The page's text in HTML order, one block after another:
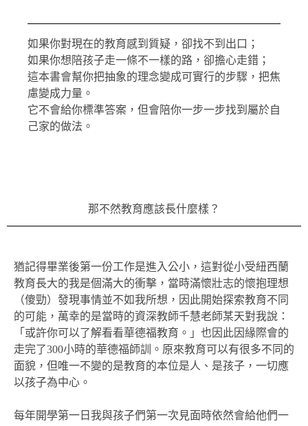
如果你對現在的教育感到質疑，卻找不到出口；
如果你想陪孩子走一條不一樣的路，卻擔心走錯；
這本書會幫你把抽象的理念變成可實行的步驟，把焦
慮變成力量。
它不會給你標準答案，但會陪你一步一步找到屬於自
己家的做法。
那不然教育應該長什麼樣？
猶記得畢業後第一份工作是進入公小，這對從小受紐西蘭
教育長大的我是個滿大的衝擊，當時滿懷壯志的懷抱理想
（傻勁）發現事情並不如我所想，因此開始探索教育不同
的可能，萬幸的是當時的資深教師千慧老師某天對我說：
「或許你可以了解看看華德福教育。」也因此因緣際會的
走完了300小時的華德福師訓。原來教育可以有很多不同的
面貌，但唯一不變的是教育的本位是人、是孩子，一切應
以孩子為中心。
每年開學第一日我與孩子們第一次見面時依然會給他們一